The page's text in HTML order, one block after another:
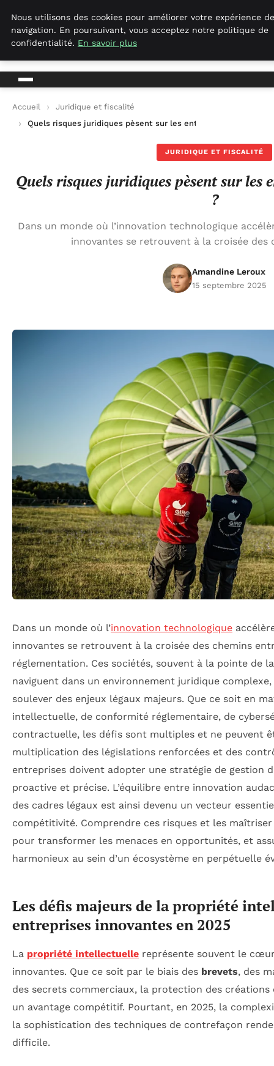
Geekgumbo
Accueil
Juridique et fiscalité
Quels risques juridiques pèsent sur les entreprises
JURIDIQUE ET FISCALITÉ
Quels risques juridiques pèsent sur les
?
Dans un monde où l’innovation technologique
innovantes se retrouvent à la croisée
Amandine Leroux
15 septembre 2025
Dans un monde où l’innovation technologique
innovantes se retrouvent à la croisée des chemins
réglementation. Ces sociétés, souvent à la pointe de
naviguent dans un environnement juridique
soulever des enjeux légaux majeurs. Que ce soit en
intellectuelle, de conformité réglementaire, de
contractuelle, les défis sont multiples et ne peuvent
multiplication des législations renforcées et des
entreprises doivent adopter une stratégie de gestion
proactive et précise. L’équilibre entre innovation
des cadres légaux est ainsi devenu un vecteur
compétitivité. Comprendre ces risques et les
pour transformer les menaces en opportunités, et
harmonieux au sein d’un écosystème en perpétuelle
Les défis majeurs de la propriété
entreprises innovantes en 2025
La propriété intellectuelle représente souvent le
innovantes. Que ce soit par le biais des brevets, des
des secrets commerciaux, la protection des
un avantage compétitif. Pourtant, en 2025, la
la sophistication des techniques de contrefaçon
difficile.
Nous utilisons des cookies pour améliorer votre expérience de
navigation. En poursuivant, vous acceptez notre politique de
confidentialité. En savoir plus